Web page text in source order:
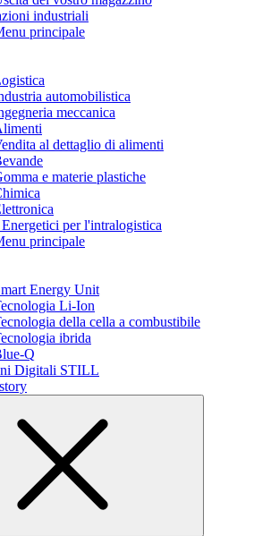
industriali
principale
automobilistica
meccanica
al dettaglio di alimenti
e materie plastiche
per l'intralogistica
principale
Energy Unit
Li-Ion
della cella a combustibile
ibrida
Q
Digitali STILL